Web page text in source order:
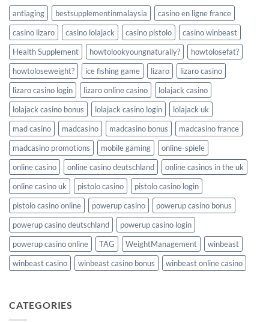
Chile
to
Triumph
in
Ice
Fishing
Games
antiaging bestsupplementinmalaysia
casino en ligne france
casino lizaro
casino lolajack casino pistolo
casino winbeast
Health Supplement
howtolookyoungnaturally?
howtolosefat?
howtoloseweight?
ice fishing game lizaro
lizaro casino
lizaro casino login
lizaro online casino
lolajack casino
lolajack casino bonus
lolajack casino login
lolajack uk
mad casino
madcasino madcasino bonus
madcasino france
madcasino promotions
mobile gaming
online-spiele
online casino
online casino deutschland
online casinos in the uk
online casino uk
pistolo casino
pistolo casino login
pistolo casino online
powerup casino
powerup casino bonus
powerup casino deutschland
powerup casino login
powerup casino online
TAG WeightManagement
winbeast
winbeast casino
winbeast casino bonus winbeast online casino
CATEGORIES